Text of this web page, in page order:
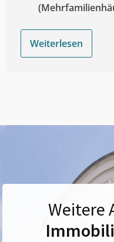
Weiterlesen
Weitere